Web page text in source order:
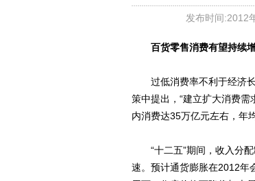
发布时间:2012
百货零售消费有望持续
过低消费率不利于经济长
策中提出，“建立扩大消费
内消费达35万亿元左右，年
“十二五”期间，收入分配
速。预计通货膨胀在2012年